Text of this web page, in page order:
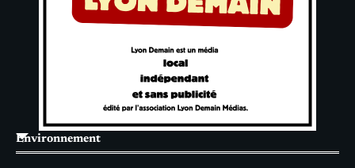
Environnement